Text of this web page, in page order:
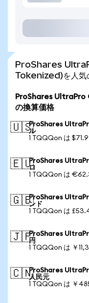
ProShares
Tokenized)を人気
ProShares UltraPro
の換算価格
🇺🇸ProShares
ル
1 TQQQon は
🇪🇺ProShares
ロ
1 TQQQon は
🇬🇧ProShares
ンド
1 TQQQon は
🇯🇵ProShares
円
1 TQQQon は ￥
🇨🇳ProShares
人民元
1 TQQQon は ￥